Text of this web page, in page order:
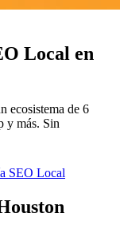
Local en
ecosistema de 6
y más. Sin
SEO Local